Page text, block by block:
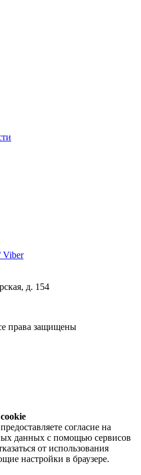
Viber
д. 154
права защищены
согласие на
данных с помощью сервисов
от использования
настройки в браузере.